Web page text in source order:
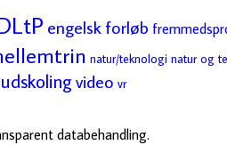
engelsk forløb
natur/teknologi natur og
udskoling video vr
databehandling.